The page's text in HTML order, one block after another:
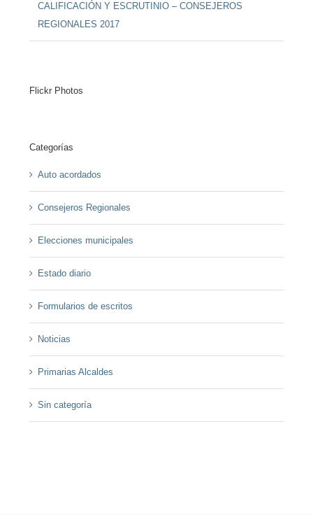
CALIFICACIÓN Y ESCRUTINIO – CONSEJEROS
REGIONALES 2017
Flickr Photos
Categorías
Auto acordados
Consejeros Regionales
Elecciones municipales
Estado diario
Formularios de escritos
Noticias
Primarias Alcaldes
Sin categoría